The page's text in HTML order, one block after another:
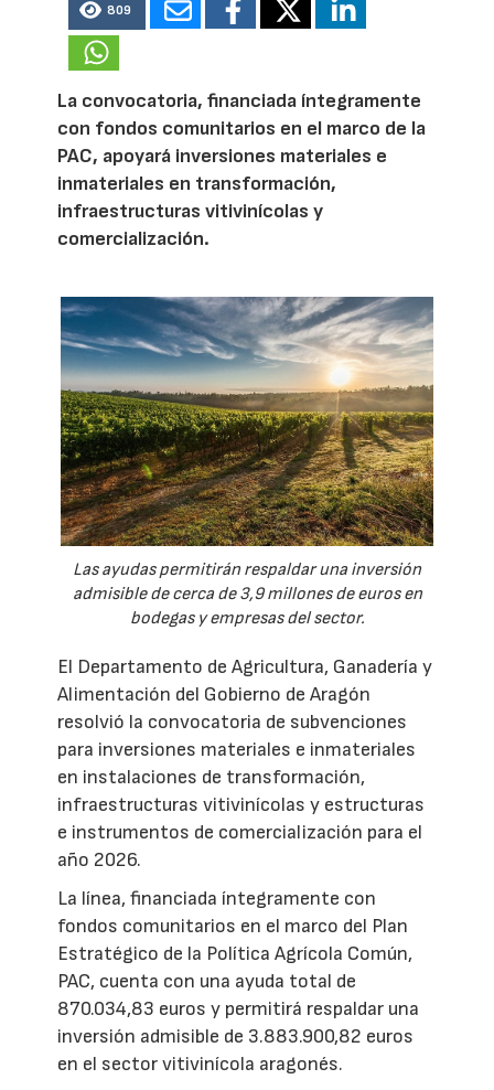
809
La convocatoria, financiada íntegramente
con fondos comunitarios en el marco de la
PAC, apoyará inversiones materiales e
inmateriales en transformación,
infraestructuras vitivinícolas y
comercialización.
Las ayudas permitirán respaldar una inversión
admisible de cerca de 3,9 millones de euros en
bodegas y empresas del sector.
El Departamento de Agricultura, Ganadería y
Alimentación del Gobierno de Aragón
resolvió la convocatoria de subvenciones
para inversiones materiales e inmateriales
en instalaciones de transformación,
infraestructuras vitivinícolas y estructuras
e instrumentos de comercialización para el
año 2026.
La línea, financiada íntegramente con
fondos comunitarios en el marco del Plan
Estratégico de la Política Agrícola Común,
PAC, cuenta con una ayuda total de
870.034,83 euros y permitirá respaldar una
inversión admisible de 3.883.900,82 euros
en el sector vitivinícola aragonés.